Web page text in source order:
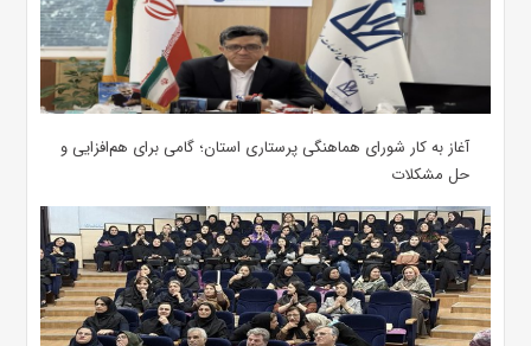
آغاز به کار شورای هماهنگی پرستاری استان؛ گامی برای هم‌افزایی و
حل مشکلات